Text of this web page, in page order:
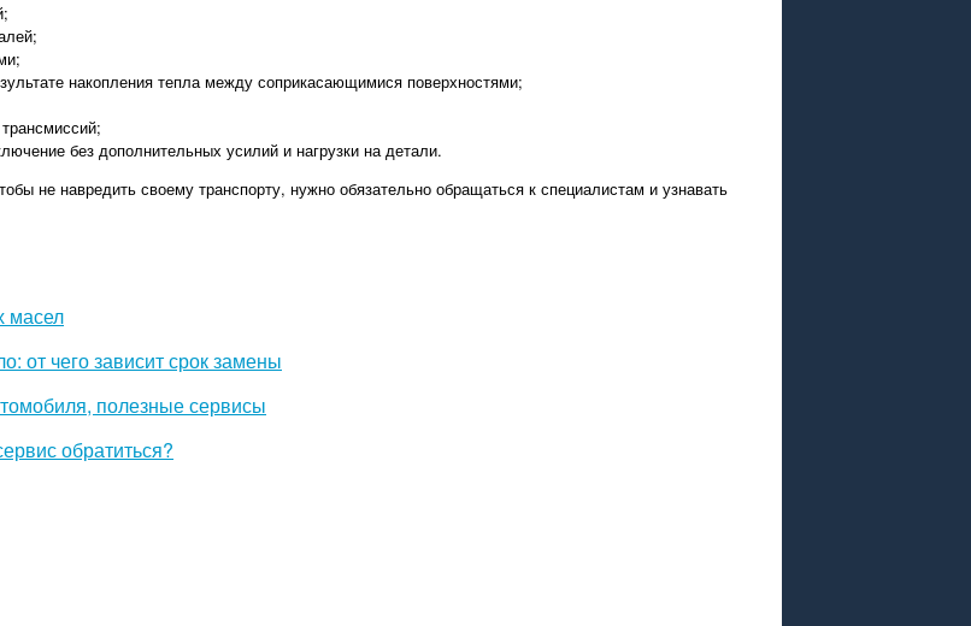
накопления тепла между соприкасающимися поверхностями;
без дополнительных усилий и нагрузки на детали.
не навредить своему транспорту, нужно обязательно обращаться к специалистам и узнавать
масел
от чего зависит срок замены
полезные сервисы
обратиться?